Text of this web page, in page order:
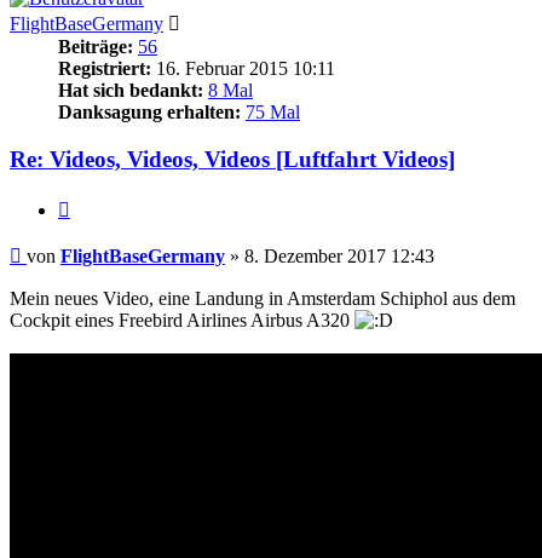
FlightBaseGermany
Beiträge: 56
Registriert: 16. Februar 2015 10:11
Hat sich bedankt: 8 Mal
Danksagung erhalten: 75 Mal
Re: Videos, Videos, Videos [Luftfahrt Videos]
Beitrag
von FlightBaseGermany » 8. Dezember 2017 12:43
Mein neues Video, eine Landung in Amsterdam Schiphol aus dem
Cockpit eines Freebird Airlines Airbus A320